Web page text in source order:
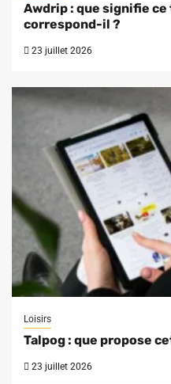
Awdrip : que signifie ce
correspond-il ?
23 juillet 2026
Loisirs
Talpog : que propose
23 juillet 2026